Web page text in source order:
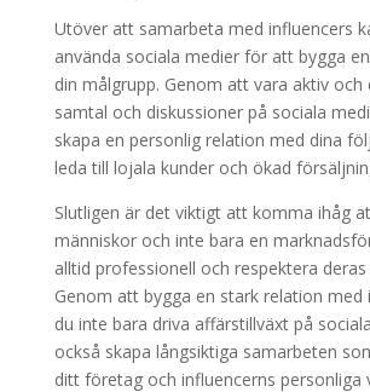
Utöver att samarbeta med influencers
använda sociala medier för att bygga
din målgrupp. Genom att vara aktiv och
samtal och diskussioner på sociala
skapa en personlig relation med dina
leda till lojala kunder och ökad
Slutligen är det viktigt att komma ihåg
människor och inte bara en
alltid professionell och respektera deras
Genom att bygga en stark relation med
du inte bara driva affärstillväxt på
också skapa långsiktiga samarbeten
ditt företag och influencerns personliga